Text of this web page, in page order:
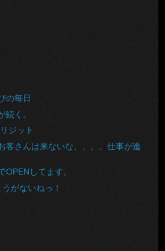
の毎日
続く。
ジット
客さんは来ないな、、、。仕事が進
OPENしてます。
がないねっ！